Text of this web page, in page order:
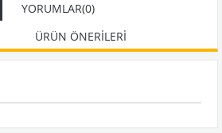
YORUMLAR(0)
ÜRÜN ÖNERILERI